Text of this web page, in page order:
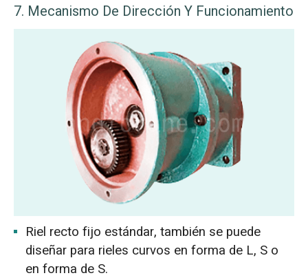
7. Mecanismo De Dirección Y Funcionamiento
Riel recto fijo estándar, también se puede
diseñar para rieles curvos en forma de L, S o
en forma de S.